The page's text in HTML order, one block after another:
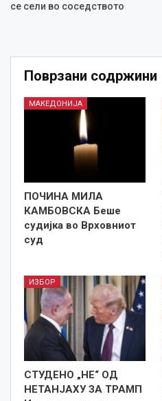
се сели во соседството
Поврзани содржини
МАКЕДОНИЈА
ПОЧИНА МИЛА
КАМБОВСКА Беше
судијка во Врховниот
суд
ИЗБОР
СТУДЕНО „НЕ“ ОД
НЕТАНЈАХУ ЗА ТРАМП